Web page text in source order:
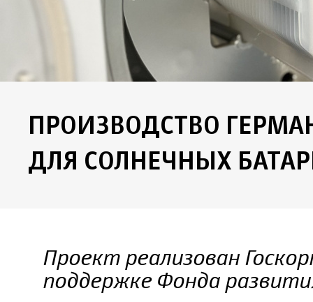
ПРОИЗВОДСТВО
ДЛЯ СОЛНЕЧНЫХ
Проект реализован
поддержке Фонда